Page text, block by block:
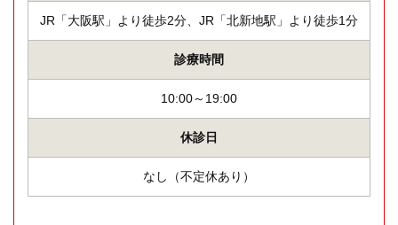
JR「大阪駅」より徒歩2分、JR「北新地駅」より徒歩1分
診療時間
10:00～19:00
休診日
なし（不定休あり）